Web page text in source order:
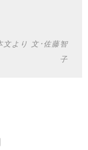
文より 文･佐藤智
子